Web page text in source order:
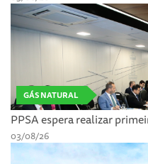
GÁS NATURAL
PPSA espera realizar
03/08/26